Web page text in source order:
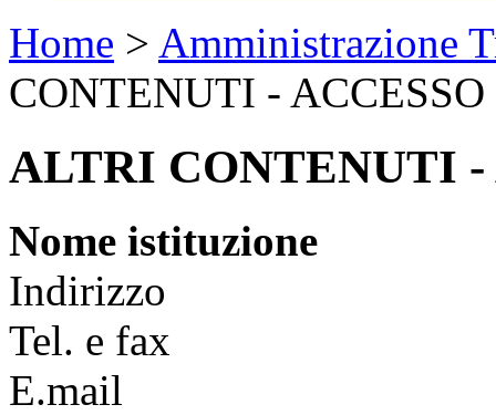
Home > Amministrazione
CONTENUTI -
ALTRI CONTENUTI -
Nome istituzione
Indirizzo
Tel. e fax
E.mail